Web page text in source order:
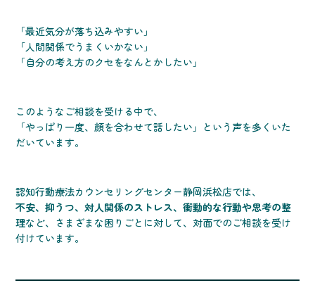
「最近気分が落ち込みやすい」
「人間関係でうまくいかない」
「自分の考え方のクセをなんとかしたい」
このようなご相談を受ける中で、
「やっぱり一度、顔を合わせて話したい」という声を多くいた
だいています。
認知行動療法カウンセリングセンター静岡浜松店では、
不安、抑うつ、対人関係のストレス、衝動的な行動や思考の整
理など、さまざまな困りごとに対して、対面でのご相談を受け
付けています。